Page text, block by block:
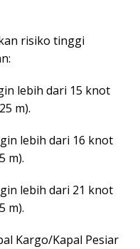
risiko tinggi
lebih dari 15 knot
m).
lebih dari 16 knot
m).
lebih dari 21 knot
m).
Kargo/Kapal Pesiar